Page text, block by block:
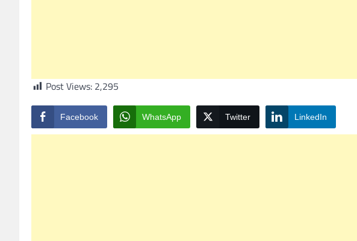
Post Views: 2,295
Facebook WhatsApp Twitter LinkedIn